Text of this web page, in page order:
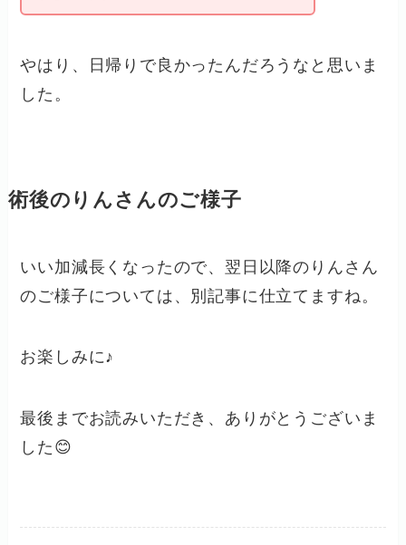
やはり、日帰りで良かったんだろうなと思いま
した。
術後のりんさんのご様子
いい加減長くなったので、翌日以降のりんさん
のご様子については、別記事に仕立てますね。
お楽しみに♪
最後までお読みいただき、ありがとうございま
した😊